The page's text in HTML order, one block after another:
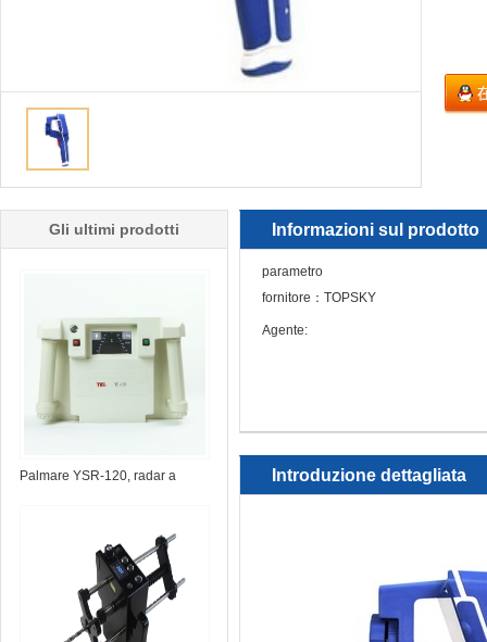
Gli ultimi prodotti
Palmare YSR-120, radar a
Informazioni sul prodotto
parametro
fornitore：TOPSKY
Agente:
Introduzione dettagliata